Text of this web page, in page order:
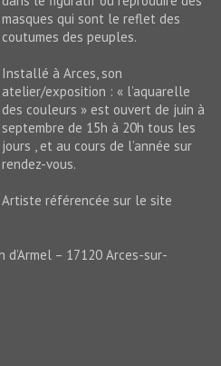
masques qui sont le reflet des
coutumes des peuples.
Installé à Arces, son
atelier/exposition : « l’aquarelle
des couleurs » est ouvert de juin à
septembre de 15h à 20h tous les
jours , et au cours de l’année sur
rendez-vous.
Artiste référencée sur le site
– 17120 Arces-sur-